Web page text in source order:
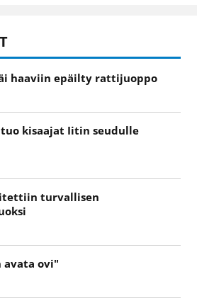
haaviin epäilty rattijuoppo
kisaajat Iitin seudulle
turvallisen
avata ovi"